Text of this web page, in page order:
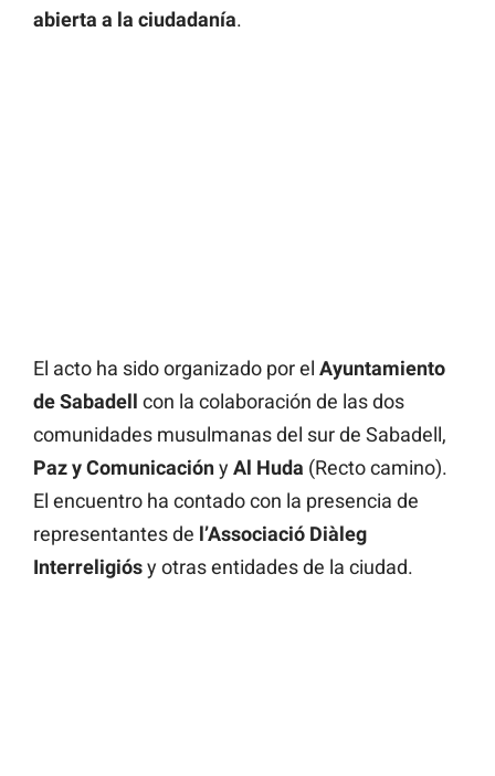
abierta a la ciudadanía.
El acto ha sido organizado por el Ayuntamiento
de Sabadell con la colaboración de las dos
comunidades musulmanas del sur de Sabadell,
Paz y Comunicacióny Al Huda (Recto camino).
El encuentro ha contado con la presencia de
representantes de l’Associació Diàleg
Interreligiósy otras entidades de la ciudad.